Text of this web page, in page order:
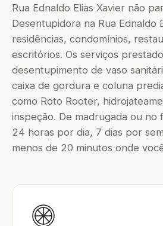
Rua Ednaldo Elias Xavier não
Desentupidora na Rua Ednaldo
residências, condomínios,
escritórios. Os serviços
desentupimento de vaso
caixa de gordura e coluna
como Roto Rooter,
inspeção. De madrugada ou no
24 horas por dia, 7 dias por
menos de 20 minutos onde